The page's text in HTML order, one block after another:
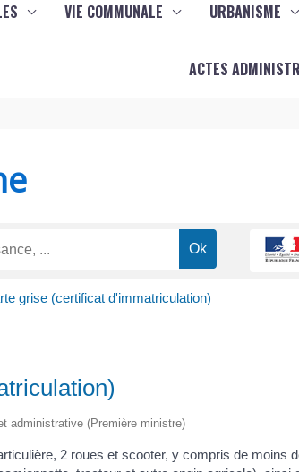
VIE COMMUNALE URBANISME
ACTES
grise (certificat d'immatriculation)
administrative (Première ministre)
2 roues et scooter, y compris de moins